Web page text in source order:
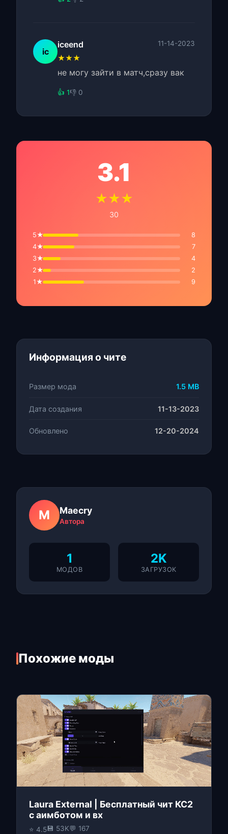
ic
iceend 11-14-2023
★★★
не могу зайти в матч,сразу вак
👍 1👎 0
3.1
★★★
30
5★
8
4★
7
3★
4
2★
2
1★
9
Информация о чите
Размер мода 1.5 MB
Дата создания 11-13-2023
Обновлено 12-20-2024
M Maecry
Автора
1
МОДОВ
2K
ЗАГРУЗОК
Похожие моды
Laura External | Бесплатный чит КС2
с аимботом и вх
⭐ 4.5💾 53K💬 167